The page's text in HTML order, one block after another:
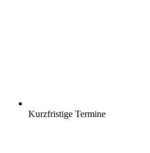
Kurzfristige Termine